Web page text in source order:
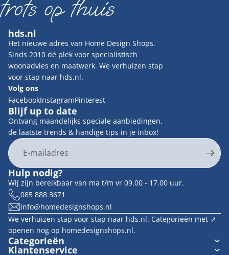
hds.nl
Het nieuwe adres van Home Design Shops.
Sinds 2010 dé plek voor specialistisch
woonadvies en maatwerk. We verhuizen stap
voor stap naar hds.nl.
Volg ons
FacebookInstagramPinterest
Blijf up to date
Ontvang maandelijks speciale aanbiedingen,
de laatste trends & handige tips in je inbox!
E-mail
Hulp nodig?
Wij zijn bereikbaar van ma t/m vr 09.00 - 17.00 uur.
085 888 3671
info@homedesignshops.nl
We verhuizen stap voor stap naar hds.nl. Categorieën met ↗︎
openen nog op homedesignshops.nl.
Categorieën
Klantenservice
Contactgegevens
Terugbetalingsbeleid
Algemene voorwaarden
Verzendbeleid
Wettelijke kennisgeving
Cookievoorkeuren